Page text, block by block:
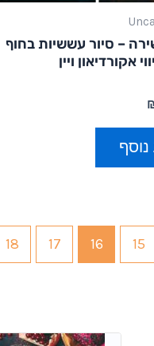
– סיור עששיות בחוף
אקורדיאון ויין
15
16
17
18